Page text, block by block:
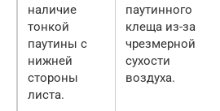
наличие
тонкой
паутины с
нижней
стороны
листа.
паутинного
клеща из-за
чрезмерной
сухости
воздуха.